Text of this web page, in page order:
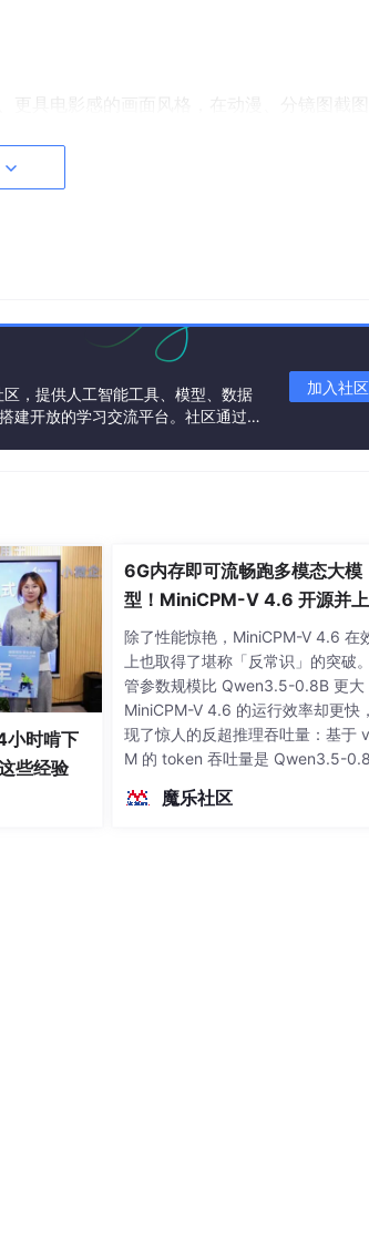
具电影感的画面风格，在动漫、分镜图截图
所有开源模型中，ERNIE-Image 的综合表现
等各类任务中的强大能力。尤为突出的是，在
等商业闭源模型同处第一梯队。
，提供人工智能工具、模型、数据
建开放的学习交流平台。社区通过理
加入社区
小时啃下
些经验
6G内存即可流畅跑多模态大模
型！MiniCPM-V 4.6 开源并上
魔乐社区
除了性能惊艳，MiniCPM-V 4.6 在
上也取得了堪称「反常识」的突破
管参数规模比 Qwen3.5-0.8B 更大
MiniCPM-V 4.6 的运行效率却更快
现了惊人的反超推理吞吐量：基于
M 的 token 吞吐量是 Qwen3.5-
用2.5%的 token 消耗（5.4M vs 233
魔乐社区